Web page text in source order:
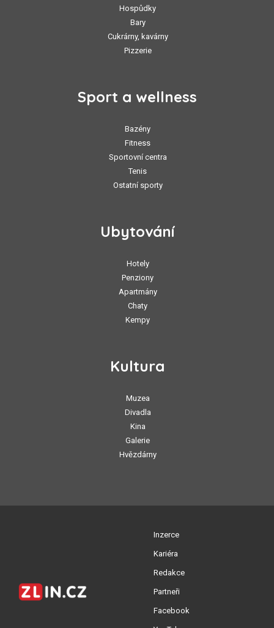
Hospůdky
Bary
Cukrárny, kavárny
Pizzerie
Sport a wellness
Bazény
Fitness
Sportovní centra
Tenis
Ostatní sporty
Ubytování
Hotely
Penziony
Apartmány
Chaty
Kempy
Kultura
Muzea
Divadla
Kina
Galerie
Hvězdárny
Inzerce
Kariéra
Redakce
Partneři
Facebook